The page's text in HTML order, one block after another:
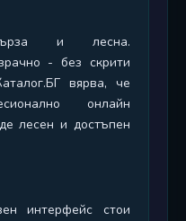
и лесна.
- без скрити
вярва, че
онлайн
лесен и достъпен
интерфейс стои